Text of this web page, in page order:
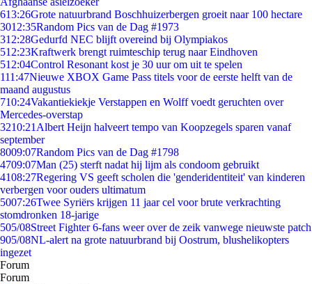
613:26Grote natuurbrand Boschhuizerbergen groeit naar 100 hectare
3012:35Random Pics van de Dag #1973
312:28Gedurfd NEC blijft overeind bij Olympiakos
512:23Kraftwerk brengt ruimteschip terug naar Eindhoven
512:04Control Resonant kost je 30 uur om uit te spelen
111:47Nieuwe XBOX Game Pass titels voor de eerste helft van de
maand augustus
710:24Vakantiekiekje Verstappen en Wolff voedt geruchten over
Mercedes-overstap
3210:21 Albert Heijn halveert tempo van Koopzegels sparen vanaf
september
8009:07Random Pics van de Dag #1798
4709:07Man (25) sterft nadat hij lijm als condoom gebruikt
4108:27Regering VS geeft scholen die 'genderidentiteit' van kinderen
verbergen voor ouders ultimatum
5007:26Twee Syriërs krijgen 11 jaar cel voor brute verkrachting
stomdronken 18-jarige
505/08Street Fighter 6-fans weer over de zeik vanwege nieuwste patch
905/08NL-alert na grote natuurbrand bij Oostrum, blushelikopters
ingezet
Forum
Forum